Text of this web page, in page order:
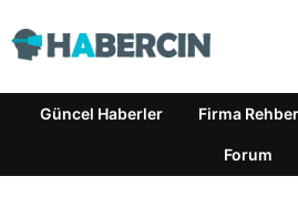
Güncel Haberler Firma
Forum